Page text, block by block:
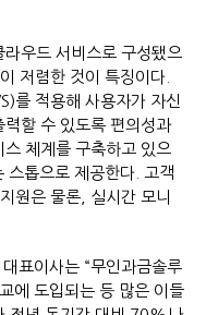
우드 서비스로 구성됐으
저렴한 것이 특징이다.
를 적용해 사용자가 자신
할 수 있도록 편의성과
체계를 구축하고 있으
스톱으로 제공한다. 고객
원은 물론, 실시간 모니
표이사는 “무인과금솔루
에 도입되는 등 많은 이들